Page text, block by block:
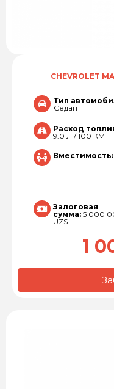
CHEVROLET
Тип
Седан
Расход
9.0 Л / 100 КМ
Вместимость:
Залоговая
сумма: 5 000
UZS
1